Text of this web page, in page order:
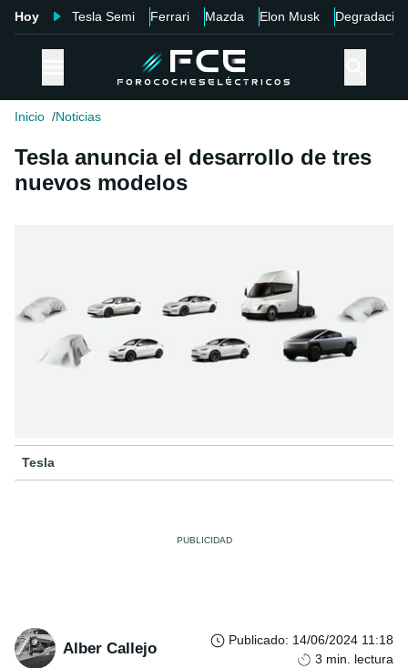
Hoy Tesla Semi Ferrari Mazda Elon Musk Degradación
Inicio Noticias
Tesla anuncia el desarrollo de tres
nuevos modelos
Tesla
Alber Callejo Publicado: 14/06/2024 11:18
3 min. lectura